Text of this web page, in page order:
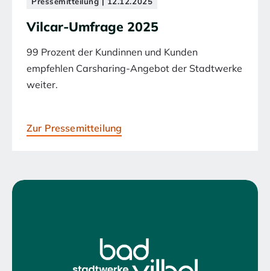
Vilcar-Umfrage 2025
99 Prozent der Kundinnen und Kunden
empfehlen Carsharing-Angebot der Stadtwerke
weiter.
Zur Pressemitteilung